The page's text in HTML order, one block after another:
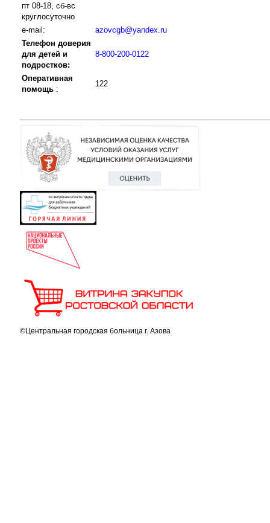
пт 08-18, сб-вс
круглосуточно
e-mail:
azovcgb@yandex.ru
Телефон доверия
для детей и
подростков:
8-800-200-0122
Оперативная
помощь :
122
©Центральная городская больница г. Азова